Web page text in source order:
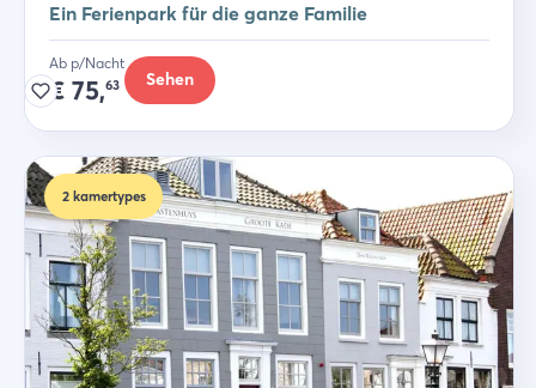
Ein Ferienpark für die ganze Familie
Ab p/Nacht
€ 75,63 Sehen
2 kamertypes